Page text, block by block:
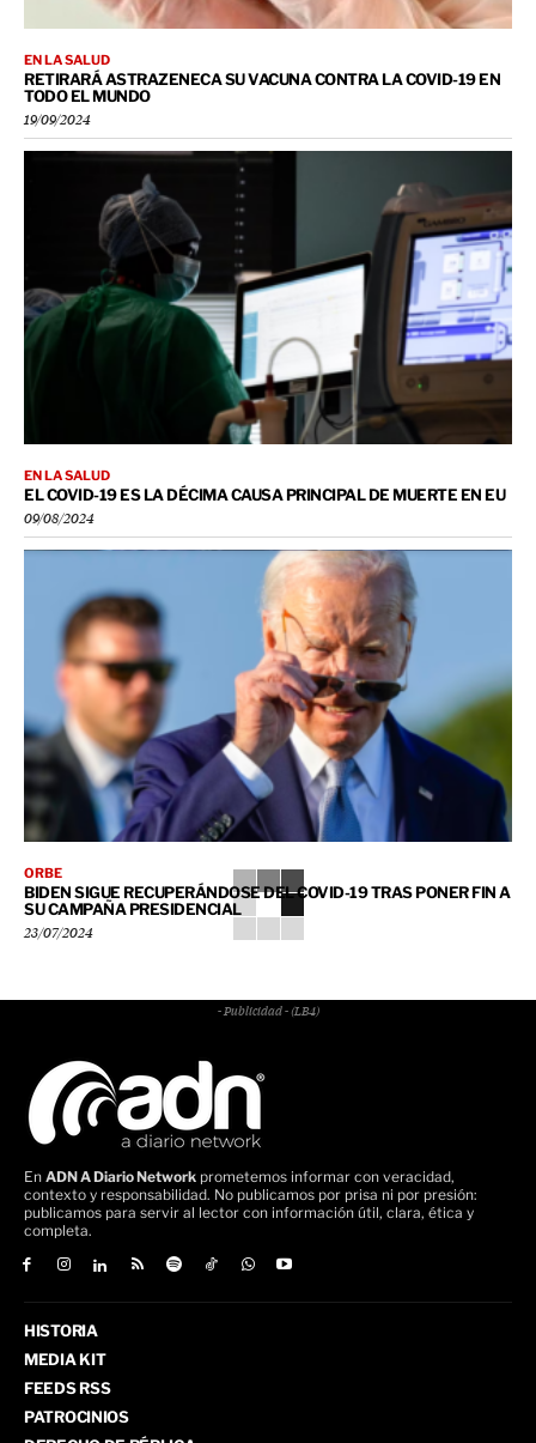
EN LA SALUD
RETIRARÁ ASTRAZENECA SU VACUNA CONTRA LA COVID-19 EN
TODO EL MUNDO
19/09/2024
EN LA SALUD
EL COVID-19 ES LA DÉCIMA CAUSA PRINCIPAL DE MUERTE EN EU
09/08/2024
ORBE
BIDEN SIGUE RECUPERÁNDOSE DEL COVID-19 TRAS PONER FIN A
SU CAMPAÑA PRESIDENCIAL
23/07/2024
- Publicidad - (LB4)
En ADN A Diario Network prometemos informar con veracidad,
contexto y responsabilidad. No publicamos por prisa ni por presión:
publicamos para servir al lector con información útil, clara, ética y
completa.
HISTORIA
MEDIA KIT
FEEDS RSS
PATROCINIOS